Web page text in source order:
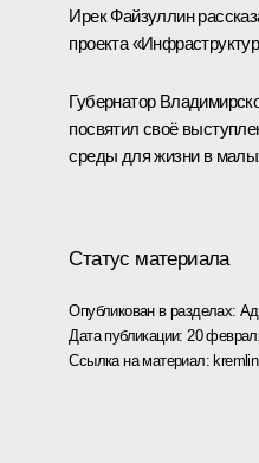
Ирек Файзуллин
проекта
Губернатор
посвятил своё
среды для жизни в
Статус материала
Опубликован в разделах:
Дата публикации: 20
Ссылка на материал: